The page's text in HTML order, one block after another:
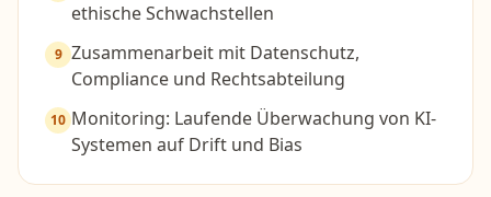
ethische Schwachstellen
9 Zusammenarbeit mit Datenschutz,
Compliance und Rechtsabteilung
10 Monitoring: Laufende Überwachung von KI-
Systemen auf Drift und Bias